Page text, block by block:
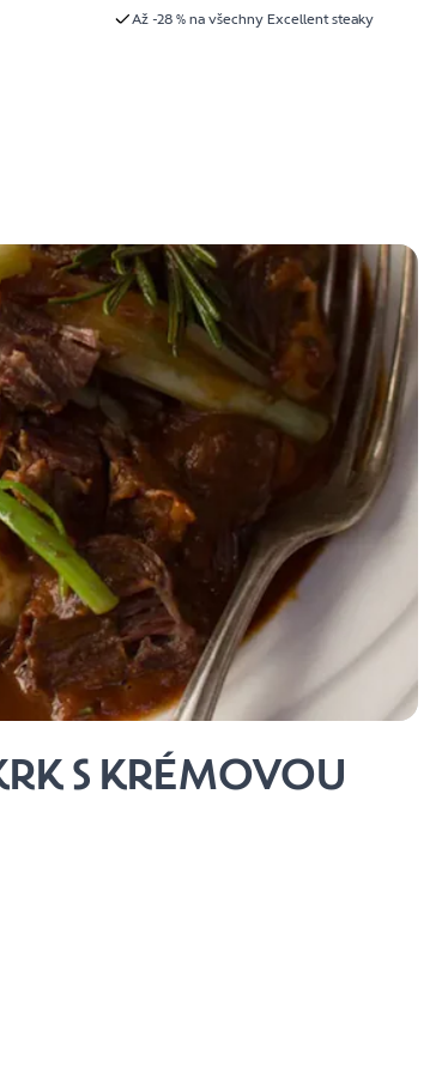
Až -28 % na všechny Excellent steaky
S KRÉMOVOU